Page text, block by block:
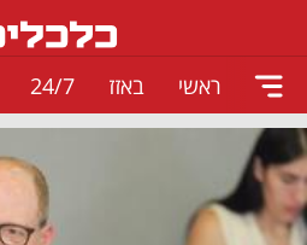
ראשי באזז 24/7